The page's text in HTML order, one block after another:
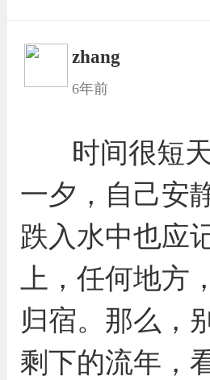
zhang
6年前
时间很短
一夕，自己安
跌入水中也应
上，任何地方
归宿。那么，
剩下的流年，